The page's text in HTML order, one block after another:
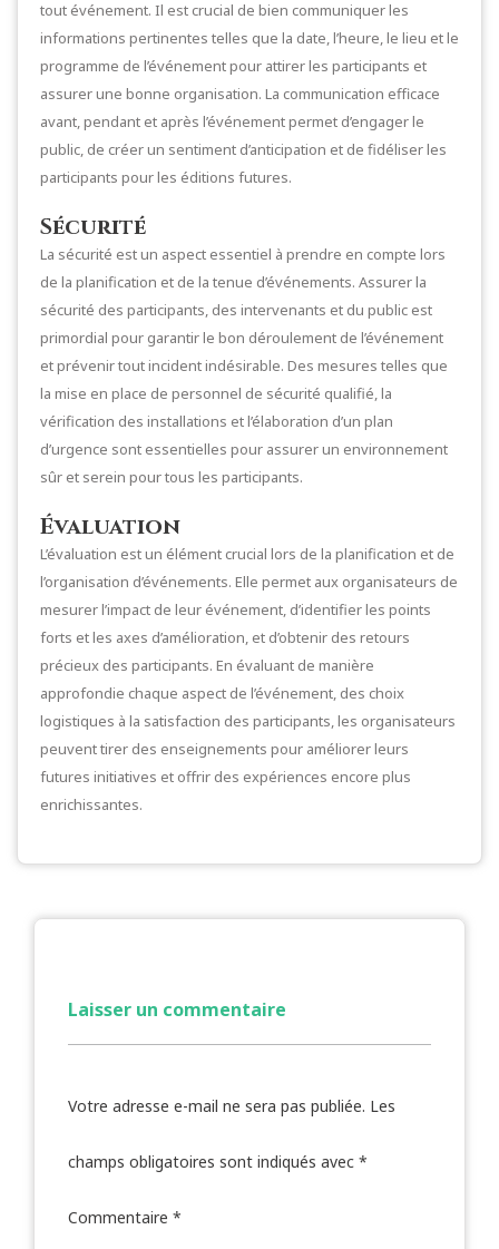
tout événement. Il est crucial de bien communiquer les
informations pertinentes telles que la date, l’heure, le lieu et le
programme de l’événement pour attirer les participants et
assurer une bonne organisation. La communication efficace
avant, pendant et après l’événement permet d’engager le
public, de créer un sentiment d’anticipation et de fidéliser les
participants pour les éditions futures.
Sécurité
La sécurité est un aspect essentiel à prendre en compte lors
de la planification et de la tenue d’événements. Assurer la
sécurité des participants, des intervenants et du public est
primordial pour garantir le bon déroulement de l’événement
et prévenir tout incident indésirable. Des mesures telles que
la mise en place de personnel de sécurité qualifié, la
vérification des installations et l’élaboration d’un plan
d’urgence sont essentielles pour assurer un environnement
sûr et serein pour tous les participants.
Évaluation
L’évaluation est un élément crucial lors de la planification et de
l’organisation d’événements. Elle permet aux organisateurs de
mesurer l’impact de leur événement, d’identifier les points
forts et les axes d’amélioration, et d’obtenir des retours
précieux des participants. En évaluant de manière
approfondie chaque aspect de l’événement, des choix
logistiques à la satisfaction des participants, les organisateurs
peuvent tirer des enseignements pour améliorer leurs
futures initiatives et offrir des expériences encore plus
enrichissantes.
Laisser un commentaire
Votre adresse e-mail ne sera pas publiée. Les
champs obligatoires sont indiqués avec *
Commentaire *